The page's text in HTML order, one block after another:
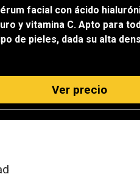
facial con ácido
y vitamina C. Apto para
de pieles, dada su alta
Ver precio